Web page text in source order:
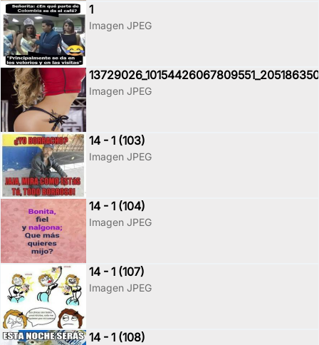
1
Imagen JPEG
Imagen JPEG
14 - 1 (103)
Imagen JPEG
14 - 1 (104)
Imagen JPEG
14 - 1 (107)
Imagen JPEG
14 - 1 (108)